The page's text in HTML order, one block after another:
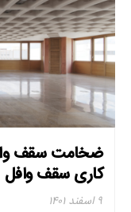
ضخامت سقف
کاری سقف وافل
۹ اسفند ۱۴۰۱